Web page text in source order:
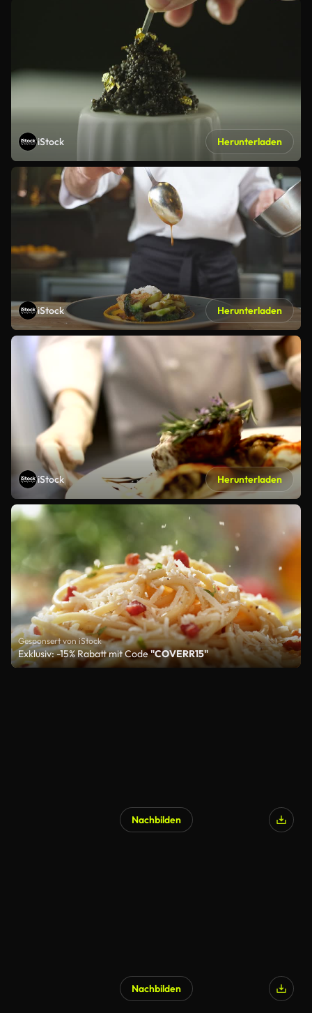
iStock Herunterladen
iStock Herunterladen
iStock Herunterladen
Gesponsert von iStock
Exklusiv: -15% Rabatt mit Code"COVERR15"
Nachbilden
Nachbilden